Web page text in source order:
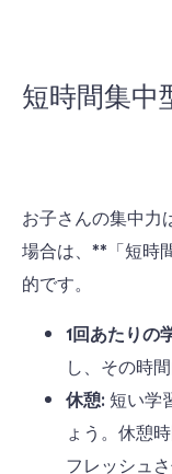
短時間集中
お子さんの集中力
場合は、**「短時
的です。
1回あたりの
し、その時
休憩: 短い学
ょう。休憩
フレッシュさ